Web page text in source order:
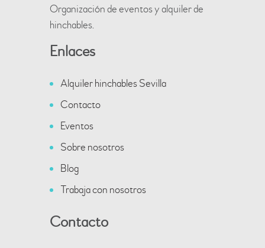
Organización de eventos y alquiler de
hinchables.
Enlaces
Alquiler hinchables Sevilla
Contacto
Eventos
Sobre nosotros
Blog
Trabaja con nosotros
Contacto